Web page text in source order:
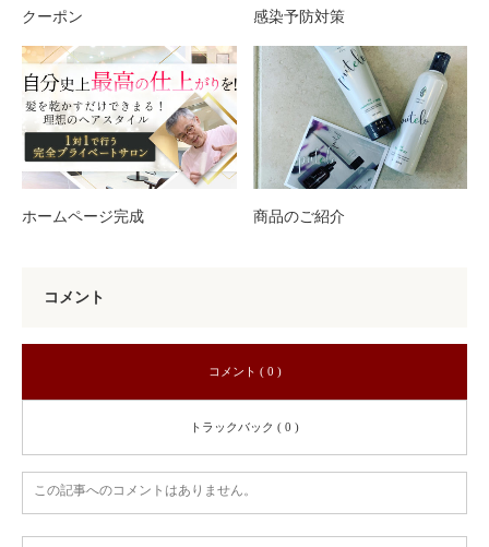
クーポン 感染予防対策
ホームページ完成 商品のご紹介
コメント
コメント ( 0 )
トラックバック ( 0 )
この記事へのコメントはありません。